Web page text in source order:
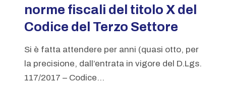
norme fiscali del titolo X del
Codice del Terzo Settore
Si è fatta attendere per anni (quasi otto, per
la precisione, dall’entrata in vigore del D.Lgs.
117/2017 – Codice...